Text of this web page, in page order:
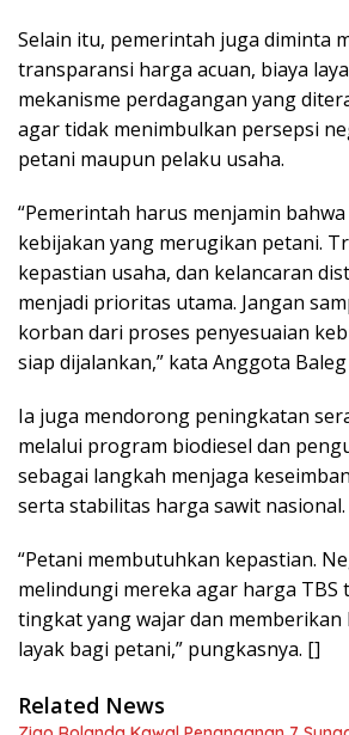
Selain itu, pemerintah juga diminta
transparansi harga acuan, biaya
mekanisme perdagangan yang
agar tidak menimbulkan persepsi
petani maupun pelaku usaha.
“Pemerintah harus menjamin
kebijakan yang merugikan petani.
kepastian usaha, dan kelancaran
menjadi prioritas utama. Jangan
korban dari proses penyesuaian
siap dijalankan,” kata Anggota Baleg
Ia juga mendorong peningkatan
melalui program biodiesel dan
sebagai langkah menjaga
serta stabilitas harga sawit nasional.
“Petani membutuhkan kepastian.
melindungi mereka agar harga TBS
tingkat yang wajar dan
layak bagi petani,” pungkasnya. []
Related News